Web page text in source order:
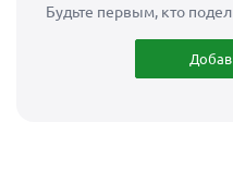
Будьте первым, кто